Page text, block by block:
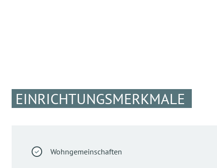
EINRICHTUNGSMERKMALE
Wohngemeinschaften